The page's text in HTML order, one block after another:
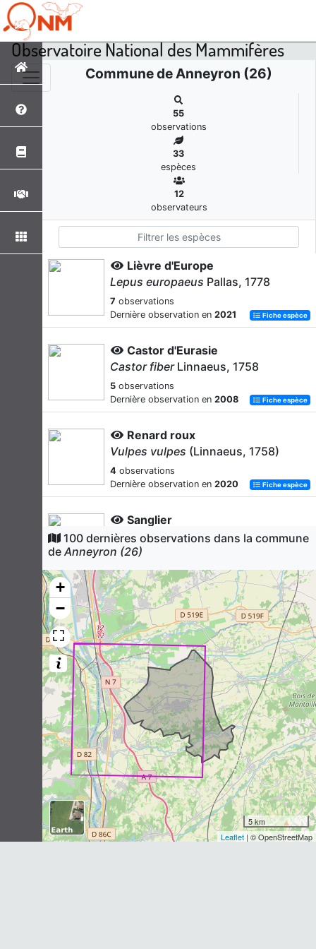
Observatoire National des Mammifères
Commune de Anneyron (26)
55
observations
33
espèces
12
observateurs
Lièvre d'Europe
Lepus europaeus Pallas, 1778
7 observations
Dernière observation en 2021 Fiche espèce
Castor d'Eurasie
Castor fiberLinnaeus, 1758
5 observations
Dernière observation en 2008 Fiche espèce
Renard roux
Vulpes vulpes (Linnaeus, 1758)
4 observations
Dernière observation en 2020 Fiche espèce
Sanglier
Sus scrofaLinnaeus, 1758
4 observations
Dernière observation en2011 Fiche espèce
Fouine
Martes foina(Erxleben, 1777)
3observations
Dernière observation en2015 Fiche espèce
Hérisson d'Europe
Erinaceus europaeusLinnaeus, 1758
2observations
Dernière observation en2019 Fiche espèce
Blaireau européen
Meles meles(Linnaeus, 1758)
2observations
Dernière observation en2010 Fiche espèce
100 dernières observations dans la commune
de Anneyron (26)
+
−
5 km
Leaflet | © OpenStreetMap